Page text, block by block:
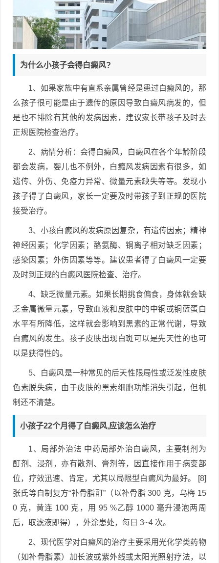
为什么小孩子会得白癜风?
1、如果家族中有直系亲属曾经是患过白癜风的，那
么孩子很可能是由于遗传的原因导致白癜风病发的，但
是也不排除有其他的发病因素，建议家长带孩子及时去
正规医院检查治疗。
2、病情分析：会得白癜风，白癜风在各个年龄阶段
都会发病，婴儿也不例外，白癜风发病因素有很多，如
遗传、外伤、免疫力异常、微量元素缺失等等。发现小
孩子得了白癜风，家长一定要及时带孩子到正规的医院
接受治疗。
3、小孩白癜风的发病原因复杂，有遗传因素；精神
神经因素；化学因素；酪氨酶、铜离子相对缺乏因素；
感染因素；外伤因素等等。建议患者得了白癜风一定要
及时到正规的白癜风医院检查、治疗。
4、缺乏微量元素。如果长期挑食偏食，身体就会缺
乏金属微量元素，导致血液和皮肤中的中铜或铜蓝蛋白
水平有所降低，这样就会影响到黑素的正常代谢，导致
白癜风的发生。孩子皮肤出现白斑可以是先天性的也可
以是获得性的。
5、白癜风是一种常见的后天性限局性或泛发性皮肤
色素脱失病，由于皮肤的黑素细胞功能消失引起，但机
制还不清楚。
小孩子22个月得了白癜风,应该怎么治疗
1、局部外治法 中药局部外治白癜风，主要制剂为
酊剂、浸剂，亦有散剂、膏剂等，因直接作用于病变部
位，疗效迅速、肯定，尤其以局限型白癜风为最好。 [8]
张氏等自制复方“补骨脂酊”（以补骨脂 300 克，乌梅 15
0 克，黄连 100 克，用 95 %乙醇 1000 毫升浸泡两周
后，取滤液即得），外涂患处，每日 3~4 次。
2、现代医学对白癜风的治疗主要采用光化学类药物
（如补骨脂素）加长波或紫外线或太阳光照射疗法，以